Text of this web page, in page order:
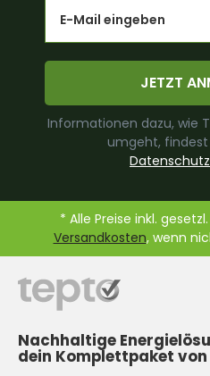
JETZT
Informationen dazu, wie
umgeht,
* Alle Preise inkl.
Versandkosten, wenn
Nachhaltige
dein Komplettpaket